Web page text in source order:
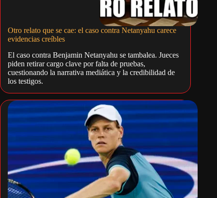
Otro relato que se cae: el caso contra Netanyahu carece
evidencias creíbles
El caso contra Benjamin Netanyahu se tambalea. Jueces
piden retirar cargo clave por falta de pruebas,
cuestionando la narrativa mediática y la credibilidad de
los testigos.